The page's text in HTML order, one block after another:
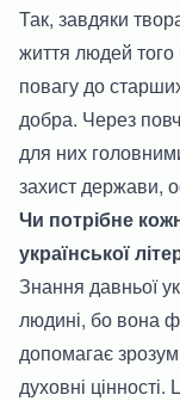
Так, завдяки
життя людей того
повагу до
добра. Через
для них
захист держави,
Чи потрібне
української
Знання давньої
людині, бо вона
допомагає
духовні